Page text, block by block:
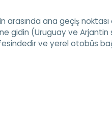
arasında ana geçiş
gidin (Uruguay ve Arjantin
ve yerel otobüs